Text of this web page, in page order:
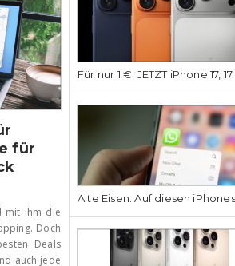
für
mit ihm die
Doch
Deals
auch jede
Für nur 1 €: JETZT iPhone 17,
Alte Eisen: Auf diesen